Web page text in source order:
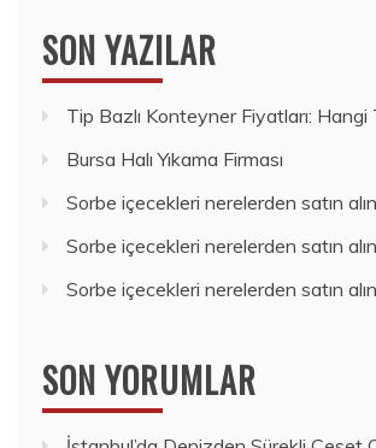
SON YAZILAR
Tip Bazlı Konteyner Fiyatları:
Bursa Halı Yıkama Firması
Sorbe içecekleri nerelerden satın
Sorbe içecekleri nerelerden satın
Sorbe içecekleri nerelerden satın
SON YORUMLAR